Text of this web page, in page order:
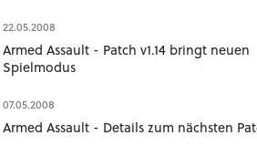
22.05.2008
Armed Assault - Patch v1.14 bringt neuen
Spielmodus
07.05.2008
Armed Assault - Details zum nächsten